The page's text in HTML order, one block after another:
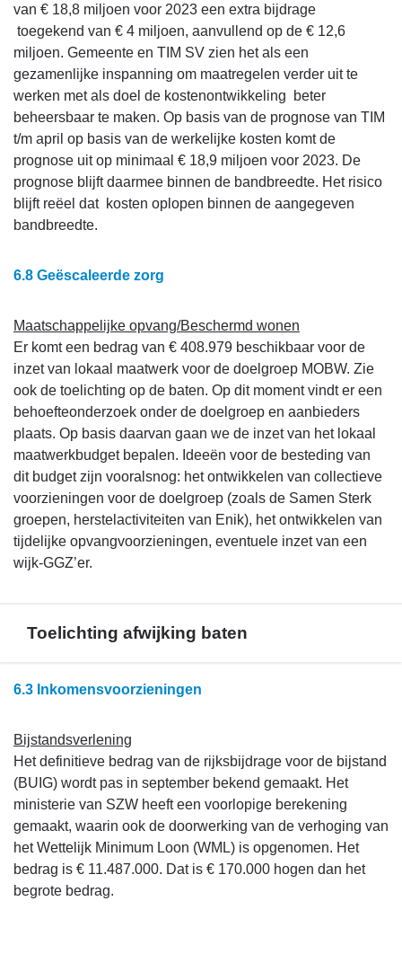
van € 18,8 miljoen voor 2023 een extra bijdrage
toegekend van € 4 miljoen, aanvullend op de € 12,6
miljoen. Gemeente en TIM SV zien het als een
gezamenlijke inspanning om maatregelen verder uit te
werken met als doel de kostenontwikkeling beter
beheersbaar te maken. Op basis van de prognose van TIM
t/m april op basis van de werkelijke kosten komt de
prognose uit op minimaal € 18,9 miljoen voor 2023. De
prognose blijft daarmee binnen de bandbreedte. Het risico
blijft reëel dat kosten oplopen binnen de aangegeven
bandbreedte.
6.8 Geëscaleerde zorg
Maatschappelijke opvang/Beschermd wonen
Er komt een bedrag van € 408.979 beschikbaar voor de
inzet van lokaal maatwerk voor de doelgroep MOBW. Zie
ook de toelichting op de baten. Op dit moment vindt er een
behoefteonderzoek onder de doelgroep en aanbieders
plaats. Op basis daarvan gaan we de inzet van het lokaal
maatwerkbudget bepalen. Ideeën voor de besteding van
dit budget zijn vooralsnog: het ontwikkelen van collectieve
voorzieningen voor de doelgroep (zoals de Samen Sterk
groepen, herstelactiviteiten van Enik), het ontwikkelen van
tijdelijke opvangvoorzieningen, eventuele inzet van een
wijk-GGZ’er.
Toelichting afwijking baten
Terug
navigatie
Financieel
overzicht
programma
Toelichting
6.3 Inkomensvoorzieningen
Bijstandsverlening
Het definitieve bedrag van de rijksbijdrage voor de bijstand
(BUIG) wordt pas in september bekend gemaakt. Het
ministerie van SZW heeft een voorlopige berekening
gemaakt, waarin ook de doorwerking van de verhoging van
het Wettelijk Minimum Loon (WML) is opgenomen. Het
bedrag is € 11.487.000. Dat is € 170.000 hogen dan het
begrote bedrag.